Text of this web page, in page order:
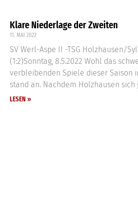
Klare Niederlage der Zweiten
11. MAI 2022
SV Werl-Aspe II -TSG Holzhausen/
(1:2)Sonntag, 8.5.2022 Wohl das
verbleibenden Spiele dieser Saison
stand an. Nachdem Holzhausen sich
LESEN »